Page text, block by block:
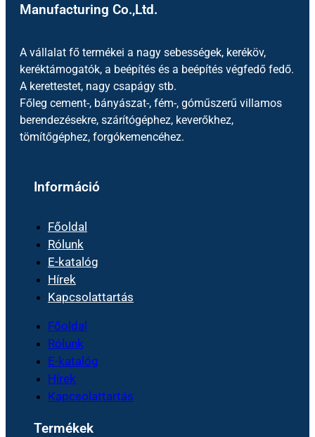
Manufacturing Co.,Ltd.
A vállalat fő termékei a nagy sebességek, keréköv,
keréktámogatók, a beépítés és a beépítés végfedő fedő.
A kerettestet, nagy csapágy stb.
Főleg cement-, bányászat-, fém-, góműszerű villamos
berendezésekre, szárítógéphez, keverőkhez,
tömítőgéphez, forgókemencéhez.
Információ
Főoldal
Rólunk
E-katalóg
Hírek
Kapcsolattartás
Főoldal
Rólunk
E-katalóg
Hírek
Kapcsolattartás
Termékek